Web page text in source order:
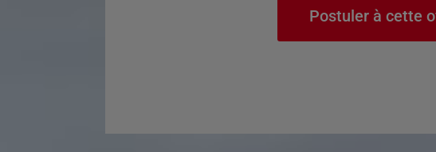
Postuler à cette